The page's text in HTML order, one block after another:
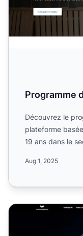
Programme
Découvrez le
plateforme
19 ans dans le
Aug 1, 2025
Programme